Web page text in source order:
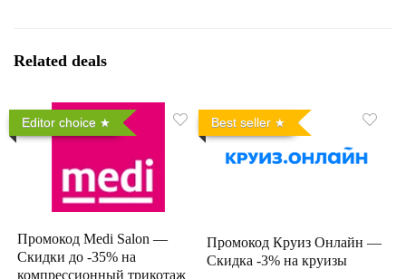
Related deals
Editor choice
Промокод Medi Salon —
Скидки до -35% на
компрессионный трикотаж
Best seller
Промокод Круиз Онлайн —
Скидка -3% на круизы